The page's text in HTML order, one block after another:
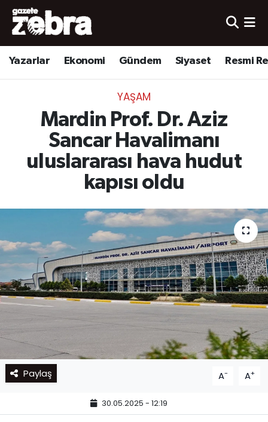
Yazarlar Ekonomi Gündem Siyaset Resmi
YAŞAM
Mardin Prof. Dr. Aziz
Sancar Havalimanı
uluslararası hava hudut
kapısı oldu
Paylaş A- A+
30.05.2025 - 12:19
Yazarlar
Ekonomi
Yerel
Spor
Nöbetçi Eczaneler
Hava Durumu
Süper Lig Puan Durumu ve Fikstür
Tüm Manşetler
Haber Arşivi